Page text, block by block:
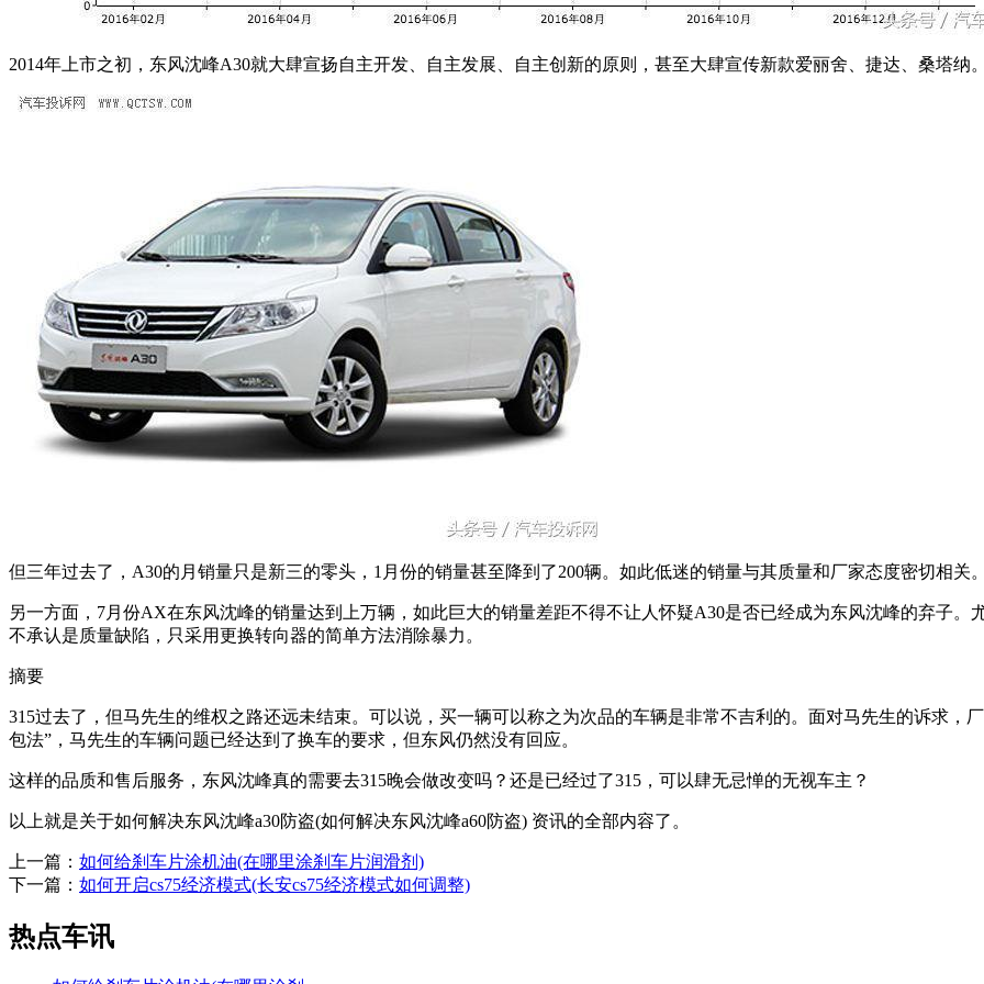
2014年上市之初，东风沈峰A30就大肆宣扬自主开发、自主发展、自主创新的原则，甚至大肆宣传新款爱丽舍、捷达、桑塔纳
但三年过去了，A30的月销量只是新三的零头，1月份的销量甚至降到了200辆。如此低迷的销量与其质量和厂家态度密切相关
另一方面，7月份AX在东风沈峰的销量达到上万辆，如此巨大的销量差距不得不让人怀疑A30是否已经成为东风沈峰的弃子
不承认是质量缺陷，只采用更换转向器的简单方法消除暴力。
摘要
315过去了，但马先生的维权之路还远未结束。可以说，买一辆可以称之为次品的车辆是非常不吉利的。面对马先生的诉求，
包法”，马先生的车辆问题已经达到了换车的要求，但东风仍然没有回应。
这样的品质和售后服务，东风沈峰真的需要去315晚会做改变吗？还是已经过了315，可以肆无忌惮的无视车主？
以上就是关于如何解决东风沈峰a30防盗(如何解决东风沈峰a60防盗) 资讯的全部内容了。
上一篇： 如何给刹车片涂机油(在哪里涂刹车片润滑剂)
下一篇： 如何开启cs75经济模式(长安cs75经济模式如何调整)
热点车讯